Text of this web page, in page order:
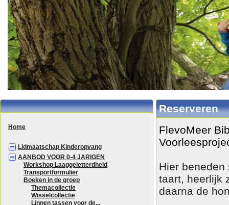
Home
Lidmaatschap Kinderopvang
AANBOD VOOR 0-4 JARIGEN
Workshop Laaggeletterdheid
Transportformulier
Boeken in de groep
Themacollectie
Wisselcollectie
Linnen tassen voor de...
Reserveren
FlevoMeer
Hier beneden
taart, heerlijk
daarna de